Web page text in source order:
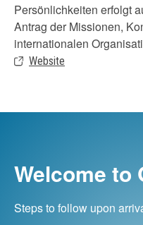
Persönlichkeiten erfolgt
Antrag der Missionen,
internationalen
Website
Welcome to
Steps to follow upon